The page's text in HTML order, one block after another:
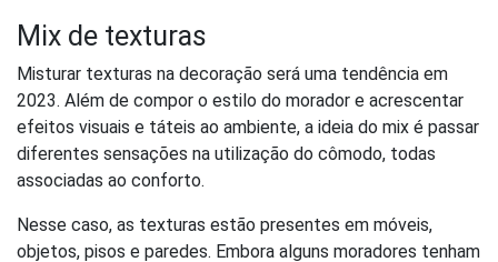
Mix de texturas
Misturar texturas na decoração será uma tendência em
2023. Além de compor o estilo do morador e acrescentar
efeitos visuais e táteis ao ambiente, a ideia do mix é passar
diferentes sensações na utilização do cômodo, todas
associadas ao conforto.
Nesse caso, as texturas estão presentes em móveis,
objetos, pisos e paredes. Embora alguns moradores tenham